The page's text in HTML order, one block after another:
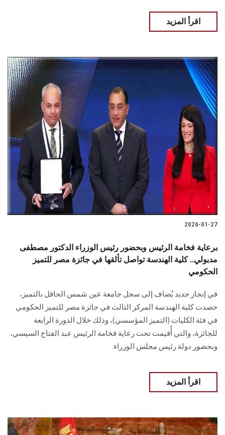
اقرأ المزيد
2026-01-27
برعاية فخامة الرئيس وبحضور رئيس الوزراء الدكتور مصطفى
مدبولي.. كلية الهندسة تواصل تألقها في جائزة مصر للتميز
الحكومي
في إنجاز جديد يُضاف إلى سجل جامعة عين شمس الحافل بالتميز،
حصدت كلية الهندسة المركز الثالث في جائزة مصر للتميز الحكومي
في فئة الكليات (التميز المؤسسي)، وذلك خلال الدورة الرابعة
للجائزة، والتي أُقيمت تحت رعاية فخامة الرئيس عبد الفتاح السيسي،
وبحضور دولة رئيس مجلس الوزراء.
اقرأ المزيد